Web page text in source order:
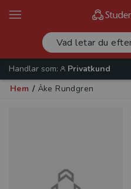
Handlar som:
Privatkund
Hem / Åke Rundgren